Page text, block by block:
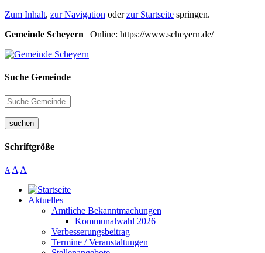
Zum Inhalt, zur Navigation oderzur Startseite springen.
Gemeinde Scheyern | Online: https://www.scheyern.de/
Suche Gemeinde
suchen
Schriftgröße
A A A
Aktuelles
Amtliche Bekanntmachungen
Kommunalwahl 2026
Verbesserungsbeitrag
Termine / Veranstaltungen